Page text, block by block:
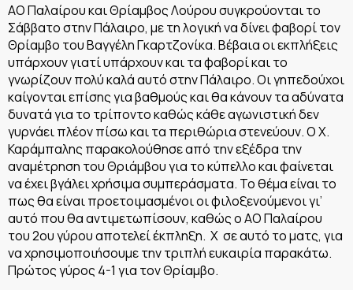
ΑΟ Παλαίρου και Θρίαμβος Λούρου συγκρούονται το
Σάββατο στην Πάλαιρο, με τη λογική να δίνει φαβορί τον
Θρίαμβο του Βαγγέλη Γκαρτζονίκα. Βέβαια οι εκπλήξεις
υπάρχουν γιατί υπάρχουν και τα φαβορί και το
γνωρίζουν πολύ καλά αυτό στην Πάλαιρο. Οι γηπεδούχοι
καίγονται επίσης για βαθμούς και θα κάνουν τα αδύνατα
δυνατά για το τρίποντο καθώς κάθε αγωνιστική δεν
γυρνάει πλέον πίσω και τα περιθώρια στενεύουν. Ο Χ.
Καράμπαλης παρακολούθησε από την εξέδρα την
αναμέτρηση του Θριάμβου για το κύπελλο και φαίνεται
να έχει βγάλει χρήσιμα συμπεράσματα. Το θέμα είναι το
πως θα είναι προετοιμασμένοι οι φιλοξενούμενοι γι’
αυτό που θα αντιμετωπίσουν, καθώς ο ΑΟ Παλαίρου
του 2ου γύρου αποτελεί έκπληξη. Χ σε αυτό το ματς, για
να χρησιμοποιήσουμε την τριπλή ευκαιρία παρακάτω.
Πρώτος γύρος 4-1 για τον Θρίαμβο.